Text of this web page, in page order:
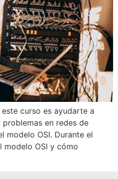
curso es ayudarte a
en redes de
modelo OSI. Durante el
modelo OSI y cómo